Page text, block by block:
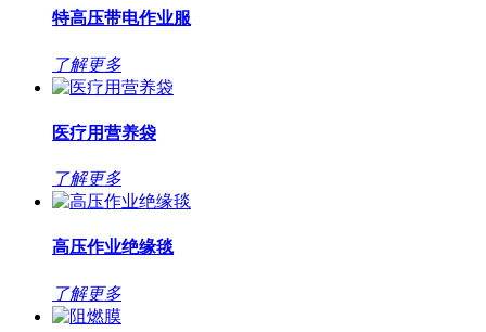
特高压带电作业服
了解更多
医疗用营养袋
了解更多
高压作业绝缘毯
了解更多